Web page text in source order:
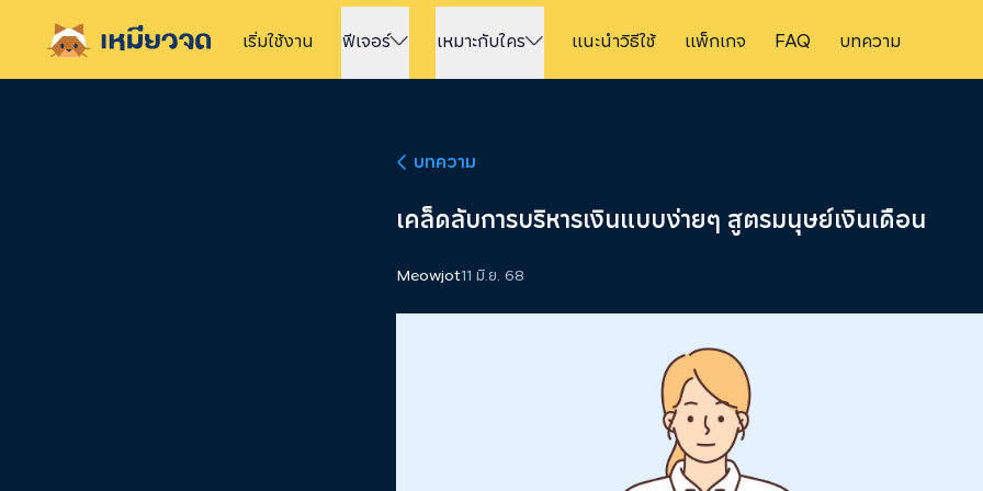
เริ่มใช้งาน ฟีเจอร์ เหมาะกับใคร แนะนำวิธีใช้ แพ็กเกจ FAQ บทความ
บทความ
เคล็ดลับการบริหารเงินแบบง่ายๆ สูตรมนุษย์เงินเดือน
Meowjot11 มิ.ย. 68